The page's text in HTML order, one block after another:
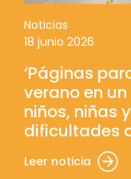
Noticias
18 junio 2026
‘Páginas
verano en
niños, niñas
dificultades
Leer noticia